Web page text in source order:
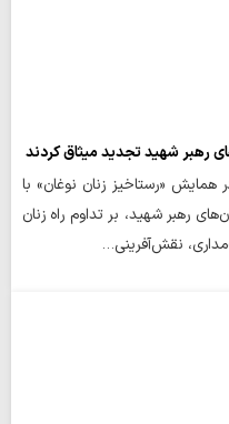
رهبر شهید تجدید میثاق کردند
همایش «رستاخیز زنان نوغان» با
رهبر شهید، بر تداوم راه زنان
نقش‌آفرینی…